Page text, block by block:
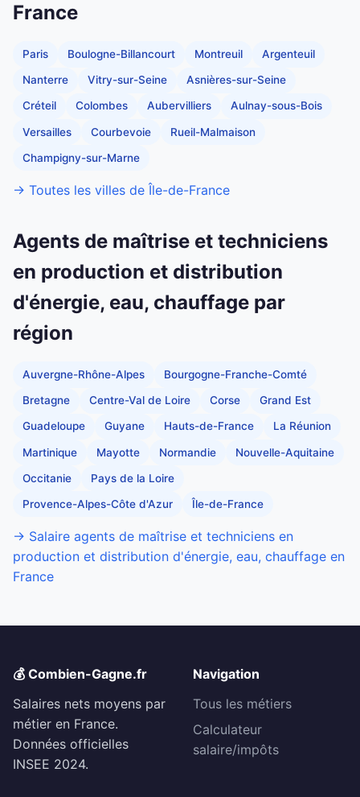
France
Paris Boulogne-Billancourt Montreuil Argenteuil
Nanterre Vitry-sur-Seine Asnières-sur-Seine
Créteil Colombes Aubervilliers Aulnay-sous-Bois
Versailles Courbevoie Rueil-Malmaison
Champigny-sur-Marne
→ Toutes les villes de Île-de-France
Agents de maîtrise et techniciens
en production et distribution
d'énergie, eau, chauffage par
région
Auvergne-Rhône-Alpes Bourgogne-Franche-Comté
Bretagne Centre-Val de Loire Corse Grand Est
Guadeloupe Guyane Hauts-de-France La Réunion
Martinique Mayotte Normandie Nouvelle-Aquitaine
Occitanie Pays de la Loire
Provence-Alpes-Côte d'Azur Île-de-France
→ Salaire agents de maîtrise et techniciens en
production et distribution d'énergie, eau, chauffage en
France
💰 Combien-Gagne.fr
Salaires nets moyens par
métier en France.
Données officielles
INSEE 2024.
Navigation
Tous les métiers
Calculateur
salaire/impôts